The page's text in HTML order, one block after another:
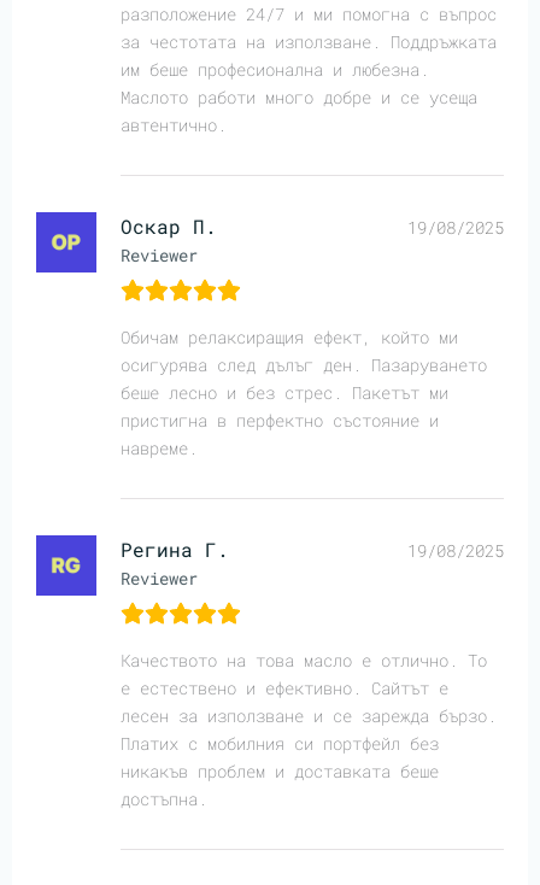
разположение 24/7 и ми помогна с въпрос
за честотата на използване. Поддръжката
им беше професионална и любезна.
Маслото работи много добре и се усеща
автентично.
Оскар П.
Reviewer
19/08/2025
Обичам релаксиращия ефект, който ми
осигурява след дълъг ден. Пазаруването
беше лесно и без стрес. Пакетът ми
пристигна в перфектно състояние и
навреме.
Регина Г.
Reviewer
19/08/2025
Качеството на това масло е отлично. То
е естествено и ефективно. Сайтът е
лесен за използване и се зарежда бързо.
Платих с мобилния си портфейл без
никакъв проблем и доставката беше
достъпна.